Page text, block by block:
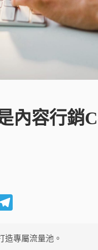
內容行銷
e
專屬流量池。